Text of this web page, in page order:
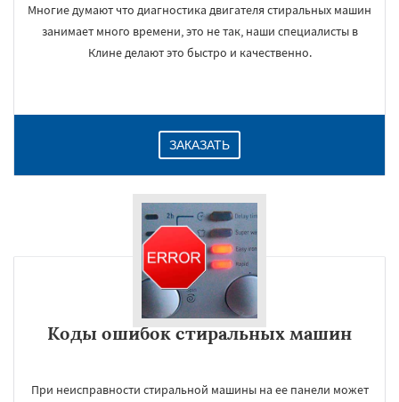
Многие думают что диагностика двигателя стиральных машин
занимает много времени, это не так, наши специалисты в
Клине делают это быстро и качественно.
ЗАКАЗАТЬ
Коды ошибок стиральных машин
При неисправности стиральной машины на ее панели может